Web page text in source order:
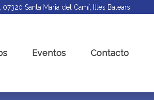
Santa Maria del Camí, Illes Balears
Eventos Contacto